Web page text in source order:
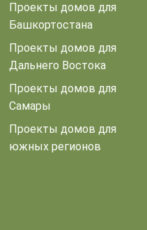
Проекты домов для
Башкортостана
Проекты домов для
Дальнего Востока
Проекты домов для
Самары
Проекты домов для
южных регионов